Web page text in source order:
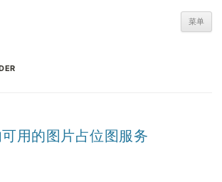
菜单
用的图片占位图服务